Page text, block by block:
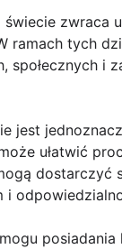
świecie
ramach tych
społecznych i
jest
ułatwić
i